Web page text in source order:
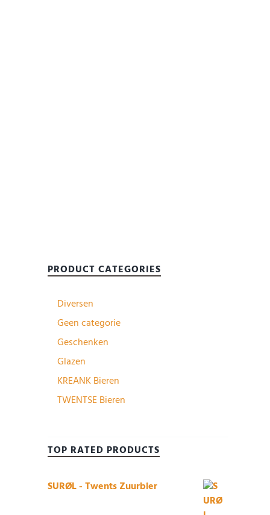
PRODUCT CATEGORIES
Diversen
Geen categorie
Geschenken
Glazen
KREANK Bieren
TWENTSE Bieren
TOP RATED PRODUCTS
SURØL - Twents Zuurbier